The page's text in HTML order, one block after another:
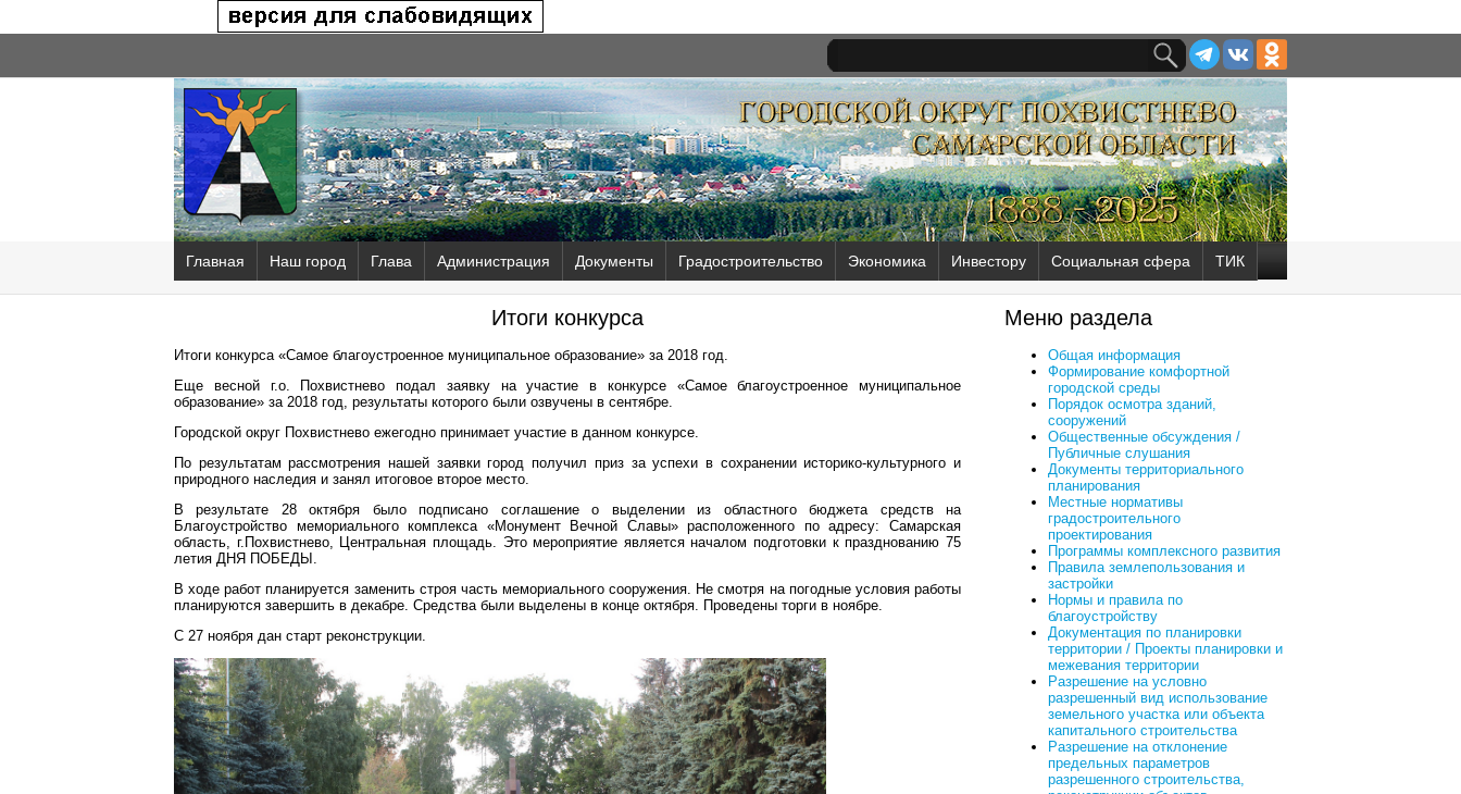
Главная Наш город Глава Администрация Документы Градостроительство Экономика Инвестору Социальная сфера ТИК
Итоги конкурса
Итоги конкурса «Самое благоустроенное муниципальное образование» за 2018 год.
Еще весной г.о. Похвистнево подал заявку на участие в конкурсе «Самое благоустроенное муниципальное
образование» за 2018 год, результаты которого были озвучены в сентябре.
Городской округ Похвистнево ежегодно принимает участие в данном конкурсе.
По результатам рассмотрения нашей заявки город получил приз за успехи в сохранении историко-культурного и
природного наследия и занял итоговое второе место.
В результате 28 октября было подписано соглашение о выделении из областного бюджета средств на
Благоустройство мемориального комплекса «Монумент Вечной Славы» расположенного по адресу: Самарская
область, г.Похвистнево, Центральная площадь. Это мероприятие является началом подготовки к празднованию 75
летия ДНЯ ПОБЕДЫ.
В ходе работ планируется заменить строя часть мемориального сооружения. Не смотря на погодные условия работы
планируются завершить в декабре. Средства были выделены в конце октября. Проведены торги в ноябре.
С 27 ноября дан старт реконструкции.
Меню раздела
Общая информация
Формирование комфортной
городской среды
Порядок осмотра зданий,
сооружений
Общественные обсуждения /
Публичные слушания
Документы территориального
планирования
Местные нормативы
градостроительного
проектирования
Программы комплексного развития
Правила землепользования и
застройки
Нормы и правила по
благоустройству
Документация по планировки
территории / Проекты планировки и
межевания территории
Разрешение на условно
разрешенный вид использование
земельного участка или объекта
капитального строительства
Разрешение на отклонение
предельных параметров
разрешенного строительства,